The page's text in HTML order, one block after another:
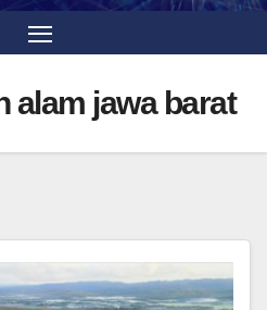
alam jawa barat